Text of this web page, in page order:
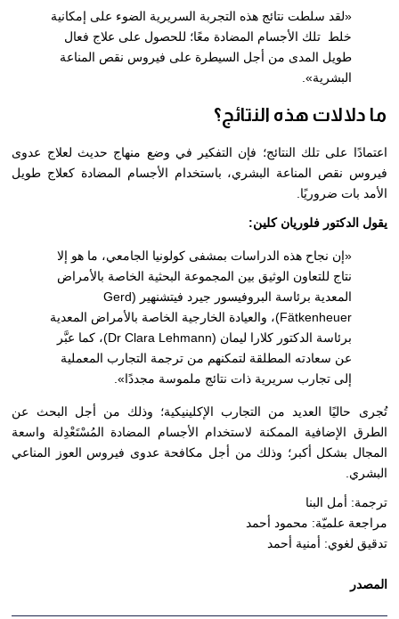
«لقد سلطت نتائج هذه التجربة السريرية الضوء على إمكانية
خلط تلك الأجسام المضادة معًا؛ للحصول على علاج فعال
طويل المدى من أجل السيطرة على فيروس نقص المناعة
البشرية»
ما دلالات هذه النتائج؟
اعتمادًا على تلك النتائج؛ فإن التفكير في وضع منهاج حديث لعلاج عدوى
فيروس نقص المناعة البشري، باستخدام الأجسام المضادة كعلاج طويل
الأمد بات ضروريًا.
يقول الدكتور فلوريان كلين:
«إن نجاح هذه الدراسات بمشفى كولونيا الجامعي، ما هو إلا
نتاج للتعاون الوثيق بين المجموعة البحثية الخاصة بالأمراض
المعدية برئاسة البروفيسور جيرد فيتشنهير (Gerd
Fätkenheuer)، والعيادة الخارجية الخاصة بالأمراض المعدية
برئاسة الدكتور كلارا ليمان (Dr Clara Lehmann)، كما عبَّر
عن سعادته المطلقة لتمكنهم من ترجمة التجارب المعملية
إلى تجارب سريرية ذات نتائج ملموسة مجددًا»
تُجرى حاليًا العديد من التجارب الإكلينيكية؛ وذلك من أجل البحث عن
الطرق الإضافية الممكنة لاستخدام الأجسام المضادة المُسْتَعْدِلة واسعة
المجال بشكل أكبر؛ وذلك من أجل مكافحة عدوى فيروس العوز المناعي
البشري.
ترجمة: أمل البنا
مراجعة علميّة: محمود أحمد
تدقيق لغوي: أمنية أحمد
المصدر